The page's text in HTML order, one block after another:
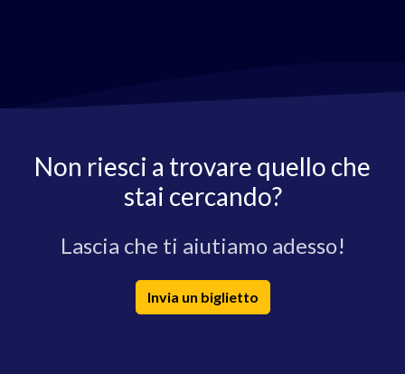
Non riesci a trovare quello che
stai cercando?
Lascia che ti aiutiamo adesso!
Invia un biglietto